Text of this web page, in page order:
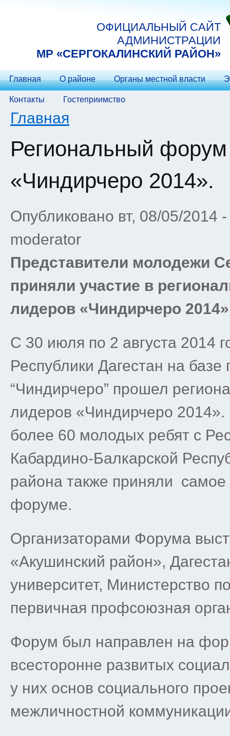
ОФИЦИАЛЬНЫЙ САЙТ
АДМИНИСТРАЦИИ
МP «СЕРГОКАЛИНСКИЙ РАЙОН»
Главная О районе Органы местной власти
Контакты Гостеприимство
Вы здесь
Главная
Региональный
«Чиндирчеро 2014».
Опубликовано вт, 08/05/2014
moderator
Представители молодежи
приняли участие в
лидеров «Чиндирчеро 2014»
С 30 июля по 2 августа 2014
Республики Дагестан на
“Чиндирчеро” прошел
лидеров «Чиндирчеро
более 60 молодых ребят с
Кабардино-Балкарской
района также приняли самое
форуме.
Организаторами Форума
«Акушинский район»,
университет, Министерство
первичная профсоюзная
Форум был направлен на
всесторонне развитых
у них основ социального
межличностной